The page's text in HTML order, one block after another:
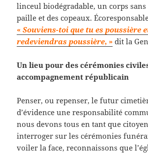
linceul biodégradable, un corps sans
paille et des copeaux.
«Souviens-toi que tu es poussière
redeviendras poussière, » dit la
Un lieu pour des cérémonies
accompagnement républicain
Penser, ou repenser, le futur
d’évidence une responsabilité
nous devons tous en tant que
interroger sur les cérémonies
voiler la face, reconnaissons que